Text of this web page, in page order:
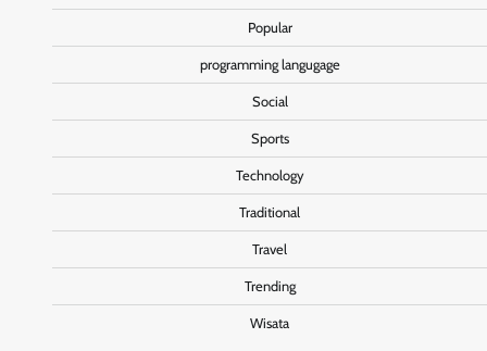
Popular
programming langugage
Social
Sports
Technology
Traditional
Travel
Trending
Wisata